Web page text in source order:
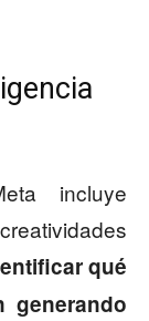
incluye
qué
generando